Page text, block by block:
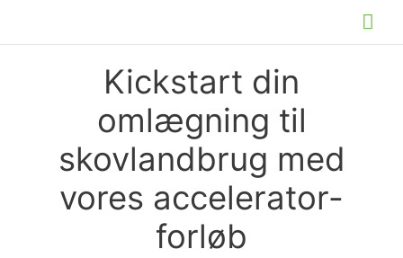
Kickstart din
omlægning til
skovlandbrug med
vores accelerator-
forløb